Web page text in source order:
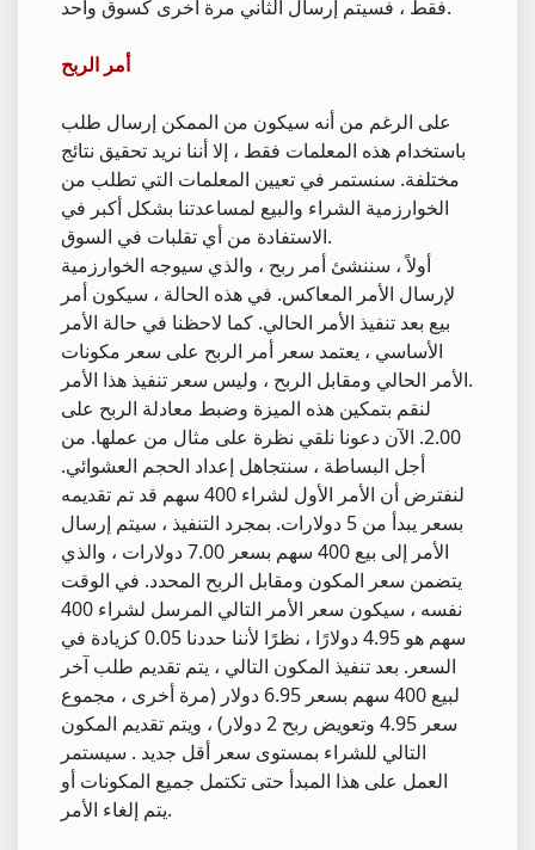
فقط ، فسيتم إرسال الثاني مرة أخرى كسوق واحد.
أمر الربح
على الرغم من أنه سيكون من الممكن إرسال طلب
باستخدام هذه المعلمات فقط ، إلا أننا نريد تحقيق نتائج
مختلفة. سنستمر في تعيين المعلمات التي تطلب من
الخوارزمية الشراء والبيع لمساعدتنا بشكل أكبر في
الاستفادة من أي تقلبات في السوق.
أولاً ، سننشئ أمر ربح ، والذي سيوجه الخوارزمية
لإرسال الأمر المعاكس. في هذه الحالة ، سيكون أمر
بيع بعد تنفيذ الأمر الحالي. كما لاحظنا في حالة الأمر
الأساسي ، يعتمد سعر أمر الربح على سعر مكونات
الأمر الحالي ومقابل الربح ، وليس سعر تنفيذ هذا الأمر.
لنقم بتمكين هذه الميزة وضبط معادلة الربح على
2.00. الآن دعونا نلقي نظرة على مثال من عملها. من
أجل البساطة ، سنتجاهل إعداد الحجم العشوائي.
لنفترض أن الأمر الأول لشراء 400 سهم قد تم تقديمه
بسعر يبدأ من 5 دولارات. بمجرد التنفيذ ، سيتم إرسال
الأمر إلى بيع 400 سهم بسعر 7.00 دولارات ، والذي
يتضمن سعر المكون ومقابل الربح المحدد. في الوقت
نفسه ، سيكون سعر الأمر التالي المرسل لشراء 400
سهم هو 4.95 دولارًا ، نظرًا لأننا حددنا 0.05 كزيادة في
السعر. بعد تنفيذ المكون التالي ، يتم تقديم طلب آخر
لبيع 400 سهم بسعر 6.95 دولار (مرة أخرى ، مجموع
سعر 4.95 وتعويض ربح 2 دولار) ، ويتم تقديم المكون
التالي للشراء بمستوى سعر أقل جديد . سيستمر
العمل على هذا المبدأ حتى تكتمل جميع المكونات أو
يتم إلغاء الأمر.